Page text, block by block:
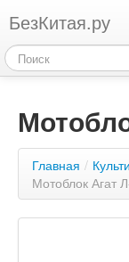
БезКитая.ру
Каталог
Контакты
Акции 3
Главная /
Мотоблок Агат